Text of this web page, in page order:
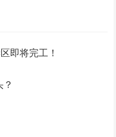
即将完工！